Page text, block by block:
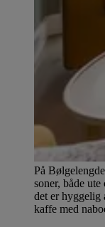
På
soner, både
det er hyggelig
kaffe med